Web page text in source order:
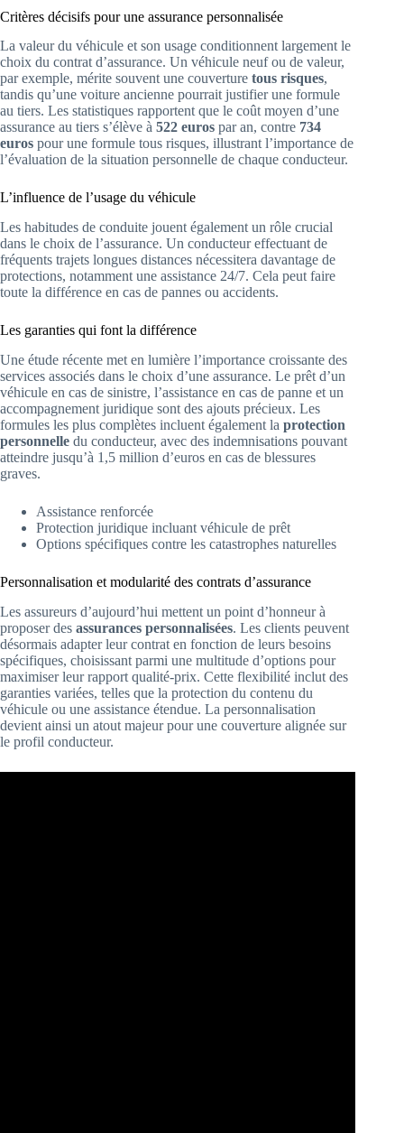
Critères décisifs pour une assurance personnalisée
La valeur du véhicule et son usage conditionnent largement le
choix du contrat d’assurance. Un véhicule neuf ou de valeur,
par exemple, mérite souvent une couverture tous risques,
tandis qu’une voiture ancienne pourrait justifier une formule
au tiers. Les statistiques rapportent que le coût moyen d’une
assurance au tiers s’élève à 522 euros par an, contre 734
euros pour une formule tous risques, illustrant l’importance de
l’évaluation de la situation personnelle de chaque conducteur.
L’influence de l’usage du véhicule
Les habitudes de conduite jouent également un rôle crucial
dans le choix de l’assurance. Un conducteur effectuant de
fréquents trajets longues distances nécessitera davantage de
protections, notamment une assistance 24/7. Cela peut faire
toute la différence en cas de pannes ou accidents.
Les garanties qui font la différence
Une étude récente met en lumière l’importance croissante des
services associés dans le choix d’une assurance. Le prêt d’un
véhicule en cas de sinistre, l’assistance en cas de panne et un
accompagnement juridique sont des ajouts précieux. Les
formules les plus complètes incluent également la protection
personnelle du conducteur, avec des indemnisations pouvant
atteindre jusqu’à 1,5 million d’euros en cas de blessures
graves.
Assistance renforcée
Protection juridique incluant véhicule de prêt
Options spécifiques contre les catastrophes naturelles
Personnalisation et modularité des contrats d’assurance
Les assureurs d’aujourd’hui mettent un point d’honneur à
proposer des assurances personnalisées. Les clients peuvent
désormais adapter leur contrat en fonction de leurs besoins
spécifiques, choisissant parmi une multitude d’options pour
maximiser leur rapport qualité-prix. Cette flexibilité inclut des
garanties variées, telles que la protection du contenu du
véhicule ou une assistance étendue. La personnalisation
devient ainsi un atout majeur pour une couverture alignée sur
le profil conducteur.